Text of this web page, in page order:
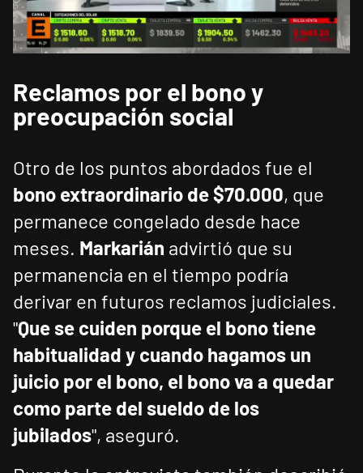
Reclamos por el bono y
preocupación social
Otro de los puntos abordados fue el
bono extraordinario de $70.000, que
permanece congelado desde hace
meses. Markarián advirtió que su
permanencia en el tiempo podría
derivar en futuros reclamos judiciales.
"Que se cuiden porque el bono tiene
habitualidad y cuando hagamos un
juicio por el bono, el bono va a quedar
como parte del sueldo de los
jubilados", aseguró.